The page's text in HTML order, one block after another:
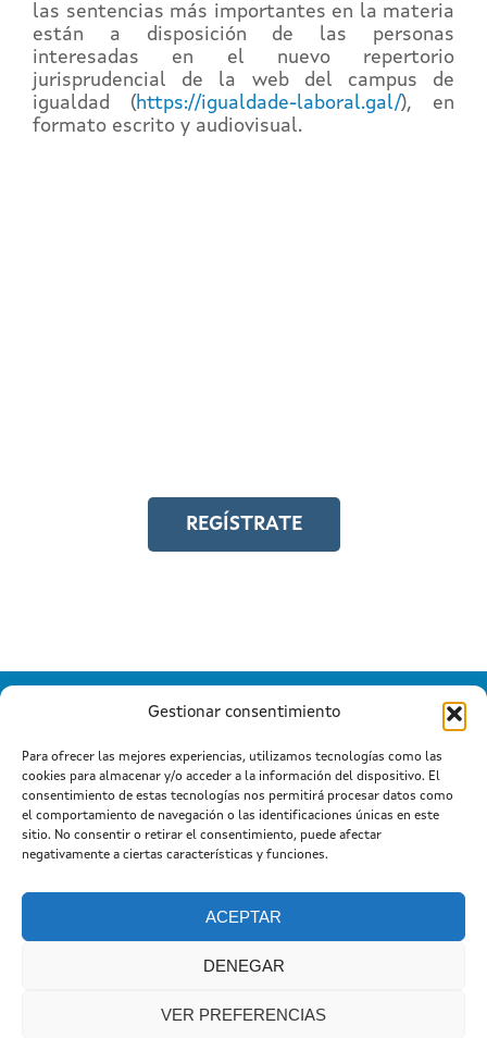
Gestionar consentimiento
Para ofrecer las mejores experiencias, utilizamos tecnologías como las
cookies para almacenar y/o acceder a la información del dispositivo. El
consentimiento de estas tecnologías nos permitirá procesar datos como
el comportamiento de navegación o las identificaciones únicas en este
sitio. No consentir o retirar el consentimiento, puede afectar
negativamente a ciertas características y funciones.
ACEPTAR
DENEGAR
VER PREFERENCIAS
las sentencias más importantes en la materia
están a disposición de las personas
interesadas en el nuevo repertorio
jurisprudencial de la web del campus de
igualdad ( https://igualdade-laboral.gal/), en
formato escrito y audiovisual.
REGÍSTRATE
Información mantida e publicada na Internet pola Xunta de
Galicia
Atención a cidadanía|Suxestións e queixas
Aviso legal